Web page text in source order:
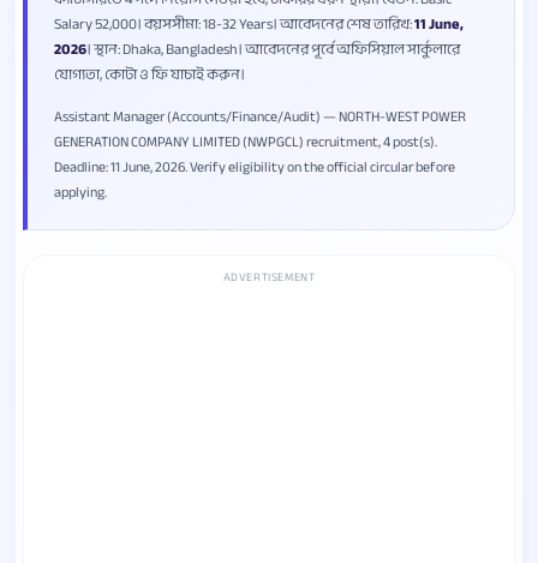
Salary 52,000। বয়সসীমা: 18-32 Years। আবেদনের শেষ তারিখ:11 June,
2026। স্থান: Dhaka, Bangladesh। আবেদনের পূর্বে অফিসিয়াল সার্কুলারে
যোগ্যতা, কোটা ও ফি যাচাই করুন।
Assistant Manager (Accounts/Finance/Audit) — NORTH-WEST POWER
GENERATION COMPANY LIMITED (NWPGCL) recruitment, 4 post(s).
Deadline: 11 June, 2026. Verify eligibility on the official circular before
applying.
ADVERTISEMENT